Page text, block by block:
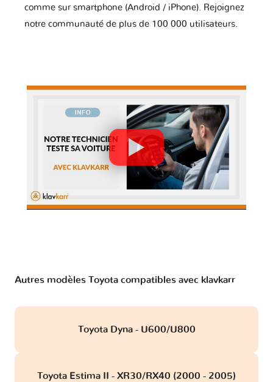
comme sur smartphone (Android / iPhone). Rejoignez
notre communauté de plus de 100 000 utilisateurs.
Autres modèles Toyota compatibles avec klavkarr
Toyota Dyna - U600/U800
Toyota Estima II - XR30/RX40 (2000 - 2005)